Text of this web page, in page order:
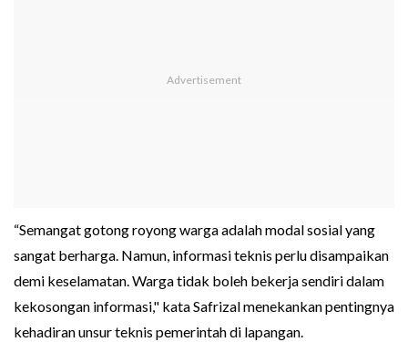
“Semangat gotong royong warga adalah modal sosial yang
sangat berharga. Namun, informasi teknis perlu disampaikan
demi keselamatan. Warga tidak boleh bekerja sendiri dalam
kekosongan informasi," kata Safrizal menekankan pentingnya
kehadiran unsur teknis pemerintah di lapangan.